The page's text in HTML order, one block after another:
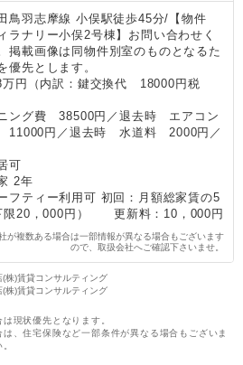
鳥羽志摩線 小俣駅徒歩45分/【物件
ラナリー小俣2号棟】お問い合わせく
掲載画像は同物件別室のものとなるた
優先とします。
万円（内訳：鍵交換代 18000円税
ング費 38500円／退去時 エアコン
11000円／退去時 水道料 2000円／
可
2年
フティー利用可 初回：月額総家賃の5
限20，000円） 更新料：10，000円
が複数ある場合は一部情報が異なる場合もございます
ので、取扱会社へご確認下さいませ。
株)賃貸コンサルティング
株)賃貸コンサルティング
現状優先となります。
、住宅保険など一部条件が異なる場合もございま